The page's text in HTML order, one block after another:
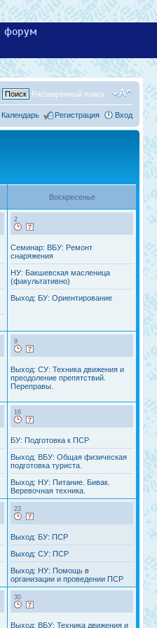
форум
Расширенный поиск
Календарь Регистрация Вход
Воскресенье
2
Семинар: ВБУ: Ремонт
снаряжения
НУ: Бакшевская масленица
(факультативно)
Выход: БУ: Ориентирование
9
Выход: СУ: Техника движения и
преодоление препятствий.
Переправы.
16
БУ: Подготовка к ПСР
Выход: ВБУ: Общая физическая
подготовка туриста.
Выход: НУ: Питание. Бивак.
Веревочная техника.
23
Выход: БУ: ПСР
Выход: СУ: ПСР
Выход: НУ: Помощь в
организации и проведении ПСР
30
Выход: ВБУ: Техника движения и